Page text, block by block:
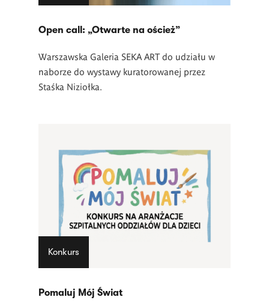
Open call: „Otwarte na oścież”
Warszawska Galeria SEKA ART do udziału w
naborze do wystawy kuratorowanej przez
Staśka Niziołka.
Konkurs
Pomaluj Mój Świat